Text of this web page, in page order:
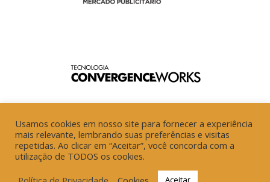
Usamos cookies em nosso site para fornecer a experiência
mais relevante, lembrando suas preferências e visitas
repetidas. Ao clicar em “Aceitar”, você concorda com a
utilização de TODOS os cookies.
Aceitar